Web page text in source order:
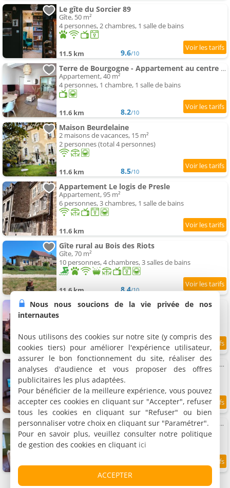
Le gîte du Sorcier 89
Gîte, 50 m²
4 personnes, 2 chambres, 1 salle de bains
11.5 km 9.6/10
Terre de Bourgogne - Appartement au centre ville d'Avallon
Appartement, 40 m²
4 personnes, 1 chambre, 1 salle de bains
11.6 km 8.2/10
Maison Beurdelaine
2 maisons de vacances, 15 m²
2 personnes (total 4 personnes)
11.6 km 8.5/10
Appartement Le logis de Presle
Appartement, 95 m²
6 personnes, 3 chambres, 1 salle de bains
11.6 km
Gîte rural au Bois des Riots
Gîte, 70 m²
10 personnes, 4 chambres, 3 salles de bains
11.6 km 8.4/10
Le Sept-Maison du XVII ème siècle
11.6 km 8.7/10
Appartement de 78m2 en résidence calme avec parking surveillé
Appartement, 70 m²
5 personnes, 2 chambres, 1 salle de bains
11.6 km 7.4
"L'escargot" Maison familiale - Les Terres du Roy
Maison de vacances, 160 m²
14 personnes, 5 chambres, 3 salles de bains
12 km 8.7/10
Nous nous soucions de la vie privée de nos
internautes
Nous utilisons des cookies sur notre site (y compris des
cookies tiers) pour améliorer l'expérience utilisateur,
assurer le bon fonctionnement du site, réaliser des
analyses d'audience et vous proposer des offres
publicitaires les plus adaptées.
Pour bénéficier de la meilleure expérience, vous pouvez
accepter ces cookies en cliquant sur "Accepter", refuser
tous les cookies en cliquant sur "Refuser" ou bien
personnaliser votre choix en cliquant sur "Paramétrer".
Pour en savoir plus, veuillez consulter notre politique
de gestion des cookies en cliquant ici
ACCEPTER